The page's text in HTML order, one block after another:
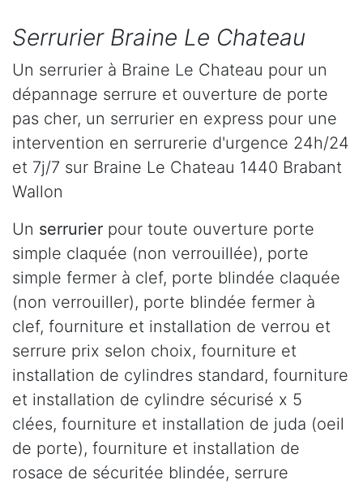
Serrurier Braine Le Chateau
Un serrurier à Braine Le Chateau pour un
dépannage serrure et ouverture de porte
pas cher, un serrurier en express pour une
intervention en serrurerie d'urgence 24h/24
et 7j/7 sur Braine Le Chateau 1440 Brabant
Wallon
Un serrurier pour toute ouverture porte
simple claquée (non verrouillée), porte
simple fermer à clef, porte blindée claquée
(non verrouiller), porte blindée fermer à
clef, fourniture et installation de verrou et
serrure prix selon choix, fourniture et
installation de cylindres standard, fourniture
et installation de cylindre sécurisé x 5
clées, fourniture et installation de juda (oeil
de porte), fourniture et installation de
rosace de sécuritée blindée, serrure